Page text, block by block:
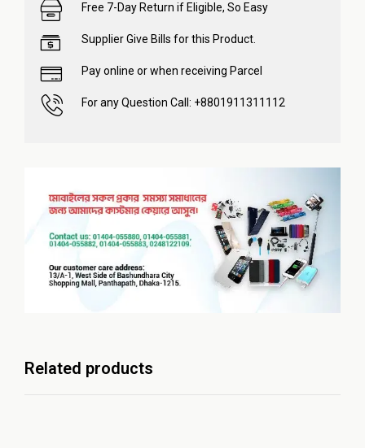
Free 7-Day Return if Eligible, So Easy
Supplier Give Bills for this Product.
Pay online or when receiving Parcel
For any Question Call: +8801911311112
Related products